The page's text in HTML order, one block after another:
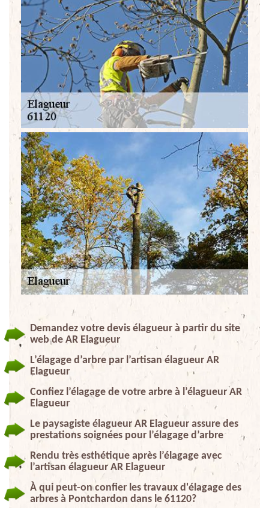
Demandez votre devis élagueur à partir du site
web de AR Elagueur
L’élagage d’arbre par l’artisan élagueur AR
Elagueur
Confiez l’élagage de votre arbre à l’élagueur AR
Elagueur
Le paysagiste élagueur AR Elagueur assure des
prestations soignées pour l’élagage d’arbre
Rendu très esthétique après l’élagage avec
l’artisan élagueur AR Elagueur
À qui peut-on confier les travaux d'élagage des
arbres à Pontchardon dans le 61120?